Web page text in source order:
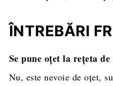
ÎNTREBĂRI
Se pune oțet la rețeta
Nu, este nevoie de oțet,